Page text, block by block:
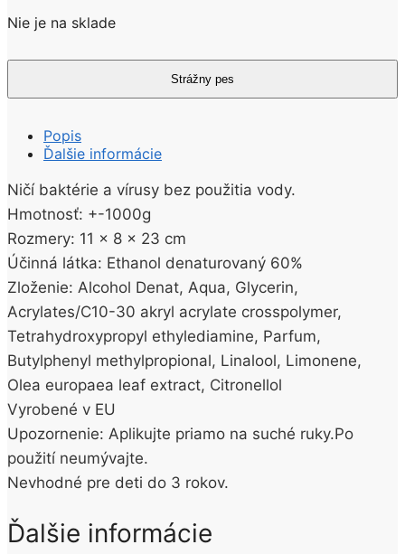
Nie je na sklade
Popis
Ďalšie informácie
Ničí baktérie a vírusy bez použitia vody.
Hmotnosť: +-1000g
Rozmery: 11 x 8 x 23 cm
Účinná látka: Ethanol denaturovaný 60%
Zloženie: Alcohol Denat, Aqua, Glycerin,
Acrylates/C10-30 akryl acrylate crosspolymer,
Tetrahydroxypropyl ethylediamine, Parfum,
Butylphenyl methylpropional, Linalool, Limonene,
Olea europaea leaf extract, Citronellol
Vyrobené v EU
Upozornenie: Aplikujte priamo na suché ruky.Po
použití neumývajte.
Nevhodné pre deti do 3 rokov.
Ďalšie informácie